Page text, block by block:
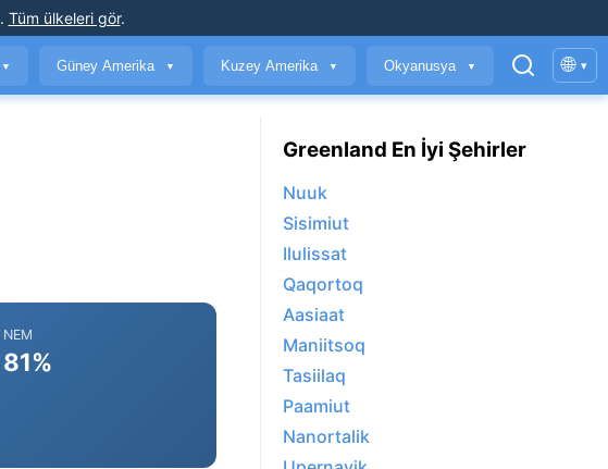
. Tüm ülkeleri gör.
▼ Güney Amerika ▼ Kuzey Amerika ▼ Okyanusya ▼ 🌐 ▾
NEM
81%
Greenland En İyi Şehirler
Nuuk
Sisimiut
Ilulissat
Qaqortoq
Aasiaat
Maniitsoq
Tasiilaq
Paamiut
Nanortalik